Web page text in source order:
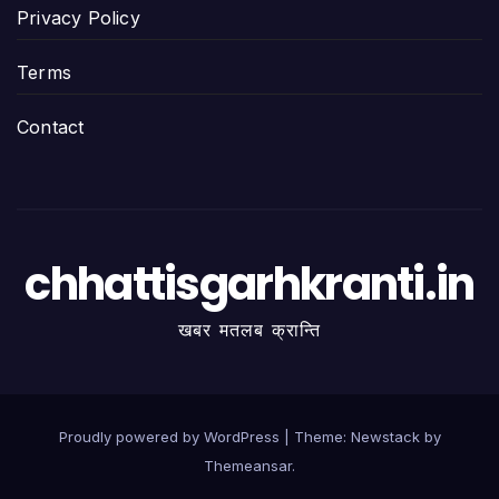
Privacy Policy
Terms
Contact
chhattisgarhkranti.in
खबर मतलब क्रान्ति
Proudly powered by WordPress Theme: Newstackby
Themeansar.